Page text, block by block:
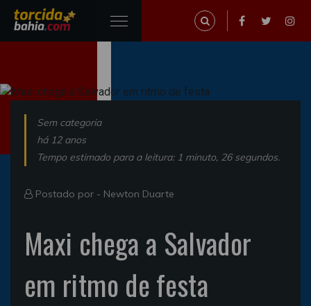
Sem categoria
há 12 anos
Tempo estimado para a leitura: 1 minuto, 26 segundos.
Postado por - Newton Duarte
Maxi chega a Salvador
em ritmo de festa